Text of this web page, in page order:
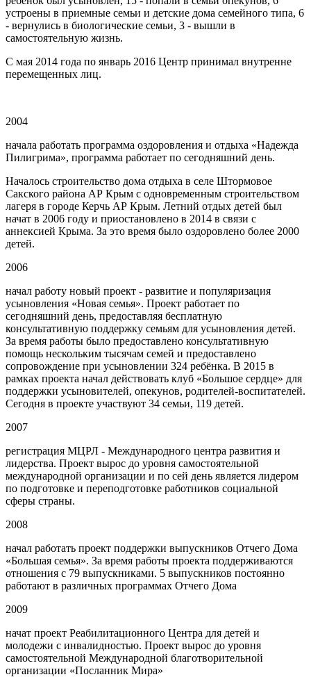
устроены в приемные семьи и детские дома семейного типа, 6
- вернулись в биологические семьи, 3 - вышли в
самостоятельную жизнь.
С мая 2014 года по январь 2016 Центр принимал внутренне
перемещенных лиц.
2004
начала работать программа оздоровления и отдыха «Надежда
Пилигрима», программа работает по сегодняшний день.
Началось строительство дома отдыха в селе Штормовое
Сакского района АР Крым с одновременным строительством
лагеря в городе Керчь АР Крым. Летний отдых детей был
начат в 2006 году и приостановлено в 2014 в связи с
аннексией Крыма. За это время было оздоровлено более 2000
детей.
2006
начал работу новый проект - развитие и популяризация
усыновления «Новая семья». Проект работает по
сегодняшний день, предоставляя бесплатную
консультативную поддержку семьям для усыновления детей.
За время работы было предоставлено консультативную
помощь нескольким тысячам семей и предоставлено
сопровождение при усыновлении 324 ребёнка. В 2015 в
рамках проекта начал действовать клуб «Большое сердце» для
поддержки усыновителей, опекунов, родителей-воспитателей.
Сегодня в проекте участвуют 34 семьи, 119 детей.
2007
регистрация МЦРЛ - Международного центра развития и
лидерства. Проект вырос до уровня самостоятельной
международной организации и по сей день является лидером
по подготовке и переподготовке работников социальной
сферы страны.
2008
начал работать проект поддержки выпускников Отчего Дома
«Большая семья». За время работы проекта поддерживаются
отношения с 79 выпускниками. 5 выпускников постоянно
работают в различных программах Отчего Дома
2009
начат проект Реабилитационного Центра для детей и
молодежи с инвалидностью. Проект вырос до уровня
самостоятельной Международной благотворительной
организации «Посланник Мира»